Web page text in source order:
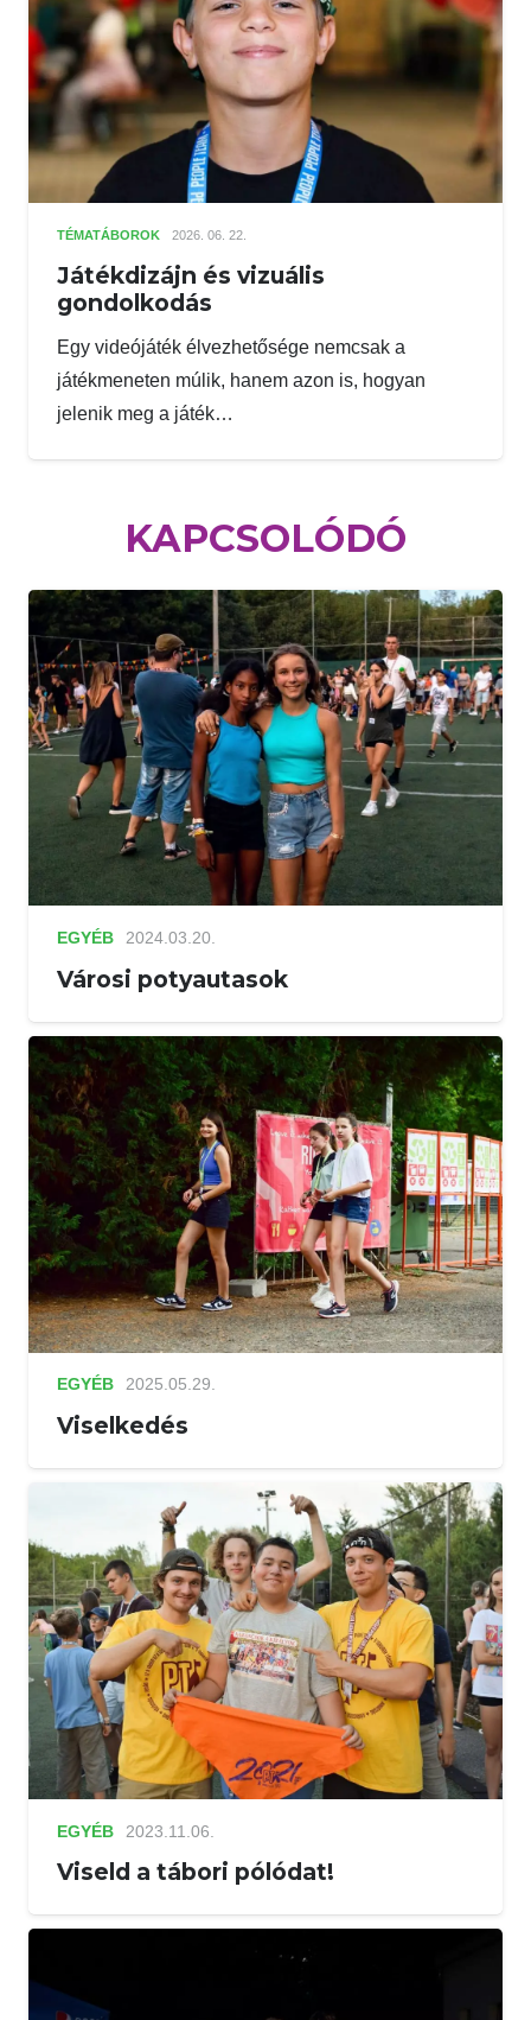
TÉMATÁBOROK 2026. 06. 22.
Játékdizájn és vizuális
gondolkodás
Egy videójáték élvezhetősége nemcsak a
játékmeneten múlik, hanem azon is, hogyan
jelenik meg a játék…
KAPCSOLÓDÓ
EGYÉB 2024.03.20.
Városi potyautasok
EGYÉB 2025.05.29.
Viselkedés
EGYÉB 2023.11.06.
Viseld a tábori pólódat!